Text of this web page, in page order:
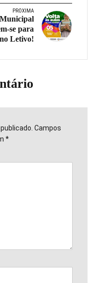
PRÓXIMA
Municipal
se para
Letivo!
Campos
*